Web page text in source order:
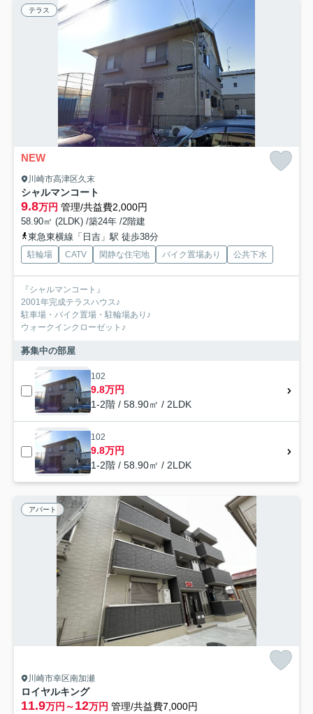
テラス
NEW
川崎市高津区久末
シャルマンコート
9.8万円 管理/共益費2,000円
58.90㎡ (2LDK) /築24年 /2階建
東急東横線「日吉」駅 徒歩38分
駐輪場 CATV 閑静な住宅地 バイク置場あり 公共下水
『シャルマンコート』
2001年完成テラスハウス♪
駐車場・バイク置場・駐輪場あり♪
ウォークインクローゼット♪
募集中の部屋
102
9.8万円
1-2階 / 58.90㎡ / 2LDK
102
9.8万円
1-2階 / 58.90㎡ / 2LDK
アパート
川崎市幸区南加瀬
ロイヤルキング
11.9万円～12万円 管理/共益費7,000円